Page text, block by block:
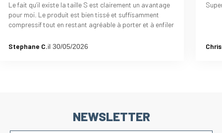
Le fait qu’il existe la taille S est clairement un avantage
pour moi. Le produit est bien tissé et suffisamment
compressif tout en restant agréable à porter et à enfiler
Stephane C.il 30/05/2026
NEWSLETTER